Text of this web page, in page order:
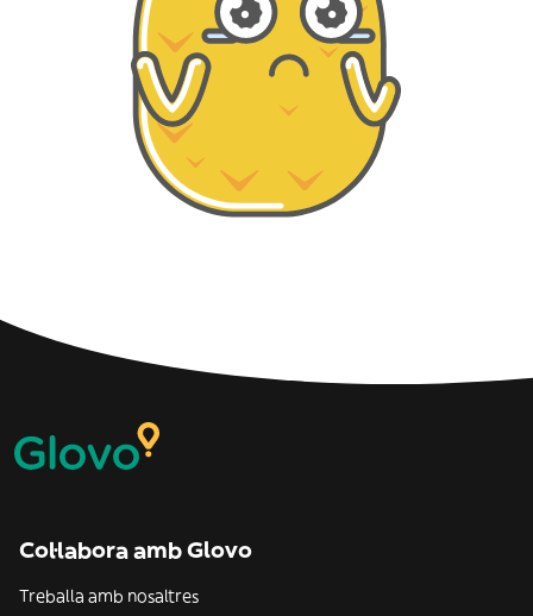
Col·labora amb Glovo
Treballa amb nosaltres